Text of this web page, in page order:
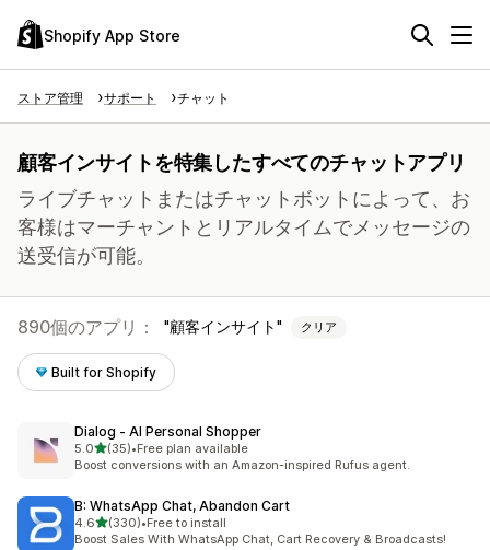
Shopify App Store
ストア管理 サポート チャット
顧客インサイトを特集したすべてのチャットアプリ
ライブチャットまたはチャットボットによって、お
客様はマーチャントとリアルタイムでメッセージの
送受信が可能。
890個のアプリ： 顧客インサイト クリア
Built for Shopify
Dialog ‑ AI Personal Shopper
5.05つ星中
(35)
合計レビュー数：35件
•Free plan available
Boost conversions with an Amazon-inspired Rufus agent.
B: WhatsApp Chat, Abandon Cart
4.65つ星中
(330)
合計レビュー数：330件
•Free to install
Boost Sales With WhatsApp Chat, Cart Recovery & Broadcasts!